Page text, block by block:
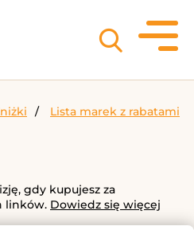
Lista marek z rabatami
gdy kupujesz za
linków. Dowiedz się więcej